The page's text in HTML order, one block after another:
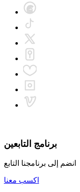
برنامج التابعين
انضم إلى برنامجنا التابع
اكسب معنا